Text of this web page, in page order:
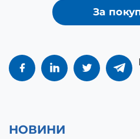
За
НОВИНИ